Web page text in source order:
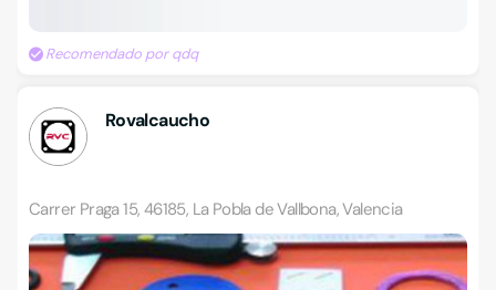
Recomendado por qdq
Rovalcaucho
Carrer Praga 15, 46185, La Pobla de Vallbona, Valencia